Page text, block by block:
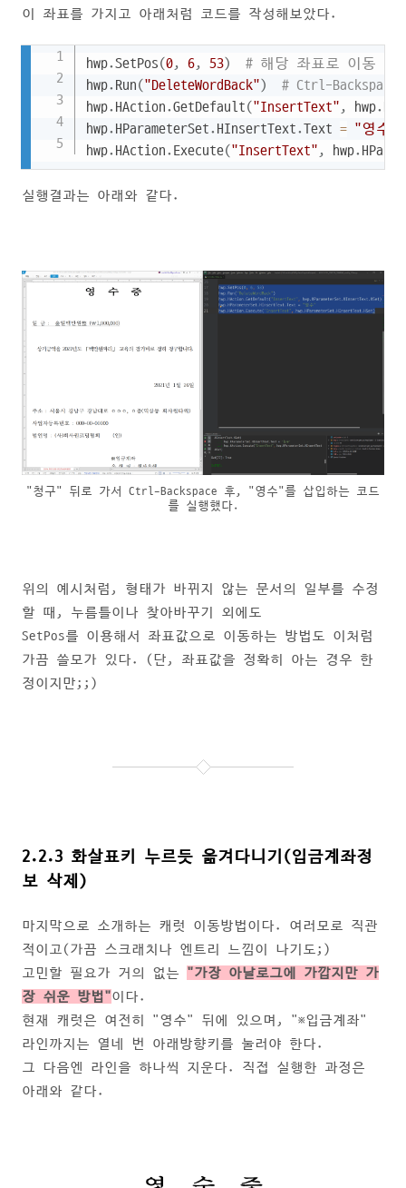
이 좌표를 가지고 아래처럼 코드를 작성해보았다.
hwp.SetPos(0, 6, 53)
# 해당 좌표로 이동
hwp. Run("DeleteWordBack")
# Ctrl-Backspace
hwp. HAction.GetDefault("InsertText" , hwp.
hwp. HParameterSet. HInsertText.Text = "영수"
hwp. HAction. Execute("InsertText" , hwp.
Copy
실행결과는 아래와 같다.
"청구" 뒤로 가서 Ctrl-Backspace 후, "영수"를 삽입하는 코드
를 실행했다.
위의 예시처럼, 형태가 바뀌지 않는 문서의 일부를 수정
할 때, 누름틀이나 찾아바꾸기 외에도
SetPos를 이용해서 좌표값으로 이동하는 방법도 이처럼
가끔 쓸모가 있다. (단, 좌표값을 정확히 아는 경우 한
정이지만;;)
2.2.3 화살표키 누르듯 옮겨다니기(입금계좌정
보 삭제)
마지막으로 소개하는 캐럿 이동방법이다. 여러모로 직관
적이고(가끔 스크래치나 엔트리 느낌이 나기도;)
고민할 필요가 거의 없는 "가장 아날로그에 가깝지만 가
장 쉬운 방법"이다.
현재 캐럿은 여전히 "영수" 뒤에 있으며, "※입금계좌"
라인까지는 열네 번 아래방향키를 눌러야 한다.
그 다음엔 라인을 하나씩 지운다. 직접 실행한 과정은
아래와 같다.